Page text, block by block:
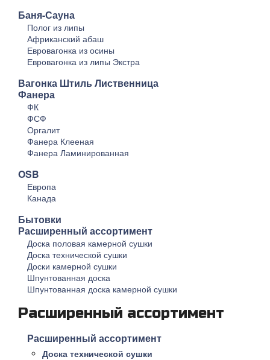
Баня-Сауна
Полог из липы
Африканский абаш
Евровагонка из осины
Евровагонка из липы Экстра
Вагонка Штиль Лиственница
Фанера
ФК
ФСФ
Оргалит
Фанера Клееная
Фанера Ламинированная
OSB
Европа
Канада
Бытовки
Расширенный ассортимент
Доска половая камерной сушки
Доска технической сушки
Доски камерной сушки
Шпунтованная доска
Шпунтованная доска камерной сушки
Расширенный ассортимент
Расширенный ассортимент
Доска технической сушки